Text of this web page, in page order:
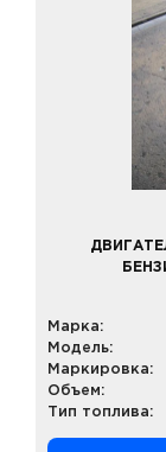
Марка:
Модель:
Маркировка:
Объем:
Тип топлива: